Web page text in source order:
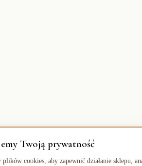
Twoją prywatność
plików cookies, aby zapewnić działanie sklepu,